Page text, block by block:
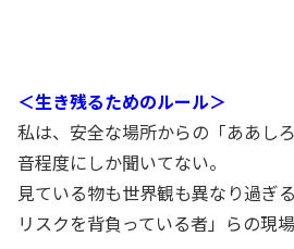
＜生き残るためのルール＞
私は、安全な場所からの「ああし
音程度にしか聞いてない。
見ている物も世界観も異なり過ぎ
リスクを背負っている者」らの現